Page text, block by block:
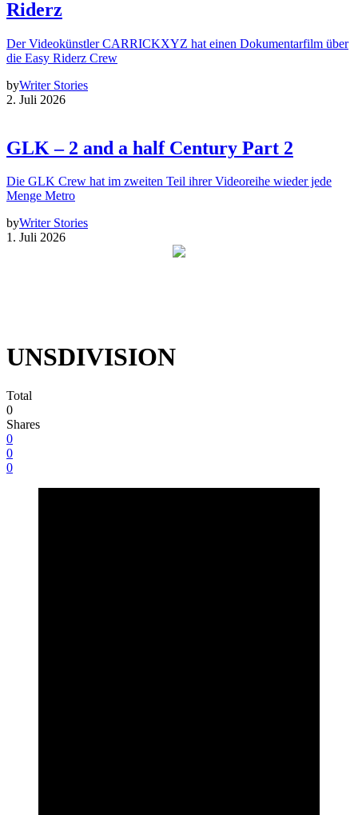
Riderz
Der Videokünstler CARRICKXYZ hat einen Dokumentarfilm über
die Easy Riderz Crew
byWriter Stories
2. Juli 2026
GLK – 2 and a half Century Part 2
Die GLK Crew hat im zweiten Teil ihrer Videoreihe wieder jede
Menge Metro
byWriter Stories
1. Juli 2026
UNSDIVISION
Total
0
Shares
0
0
0